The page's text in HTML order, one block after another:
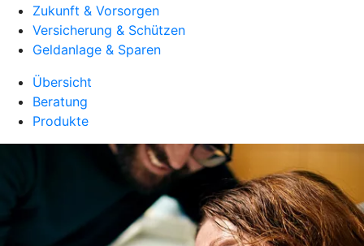
Zukunft & Vorsorgen
Versicherung & Schützen
Geldanlage & Sparen
Übersicht
Beratung
Produkte